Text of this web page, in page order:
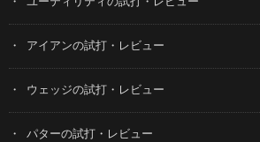
アイアンの試打・レビュー
ウェッジの試打・レビュー
パターの試打・レビュー